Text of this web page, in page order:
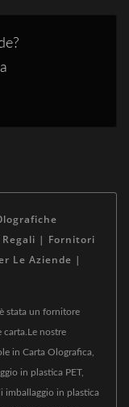
| Fornitori
Le Aziende |
stata un fornitore
nostre
in Carta Olografica,
in plastica PET,
imballaggio in plastica